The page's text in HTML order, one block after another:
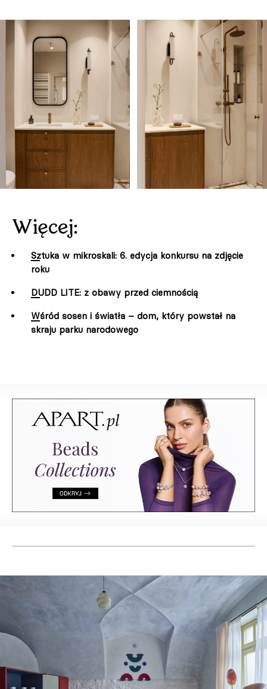
Więcej:
Sztuka w mikroskali: 6. edycja konkursu na zdjęcie
roku
DUDD LITE: z obawy przed ciemnością
Wśród sosen i światła – dom, który powstał na
skraju parku narodowego